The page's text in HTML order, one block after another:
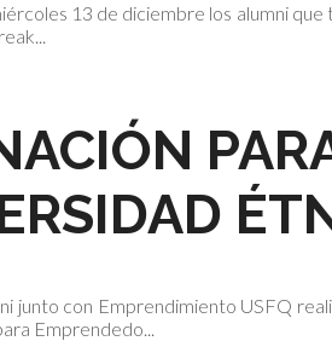
13 de diciembre los alumni
junto con Emprendimiento USFQ
Emprendedo...